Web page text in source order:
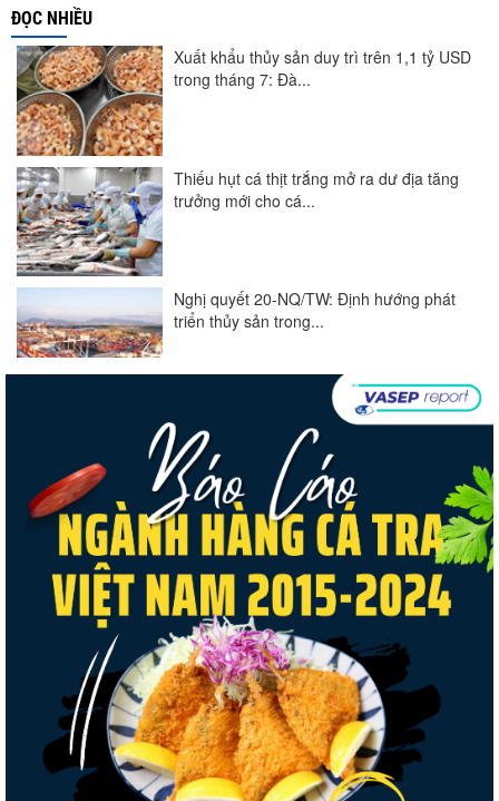
ĐỌC NHIỀU
Xuất khẩu thủy sản duy trì trên 1,1 tỷ USD
trong tháng 7: Đà...
Thiếu hụt cá thịt trắng mở ra dư địa tăng
trưởng mới cho cá...
Nghị quyết 20-NQ/TW: Định hướng phát
triển thủy sản trong...
Góp ý Dự thảo Luật An toàn thực phẩm
(sửa đổi)
Thuế Mục 301 và bài toán thích ứng của
tôm Việt tại thị...
VASEP chào đón Công ty Cổ phần Thương
mại Sim Ba gia nhập...
Nguồn cung giảm, giá cá rô phi Trung